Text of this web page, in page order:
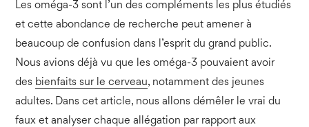
Les oméga-3 sont l’un des compléments les plus étudiés
et cette abondance de recherche peut amener à
beaucoup de confusion dans l’esprit du grand public.
Nous avions déjà vu que les oméga-3 pouvaient avoir
des bienfaits sur le cerveau, notamment des jeunes
adultes. Dans cet article, nous allons démêler le vrai du
faux et analyser chaque allégation par rapport aux